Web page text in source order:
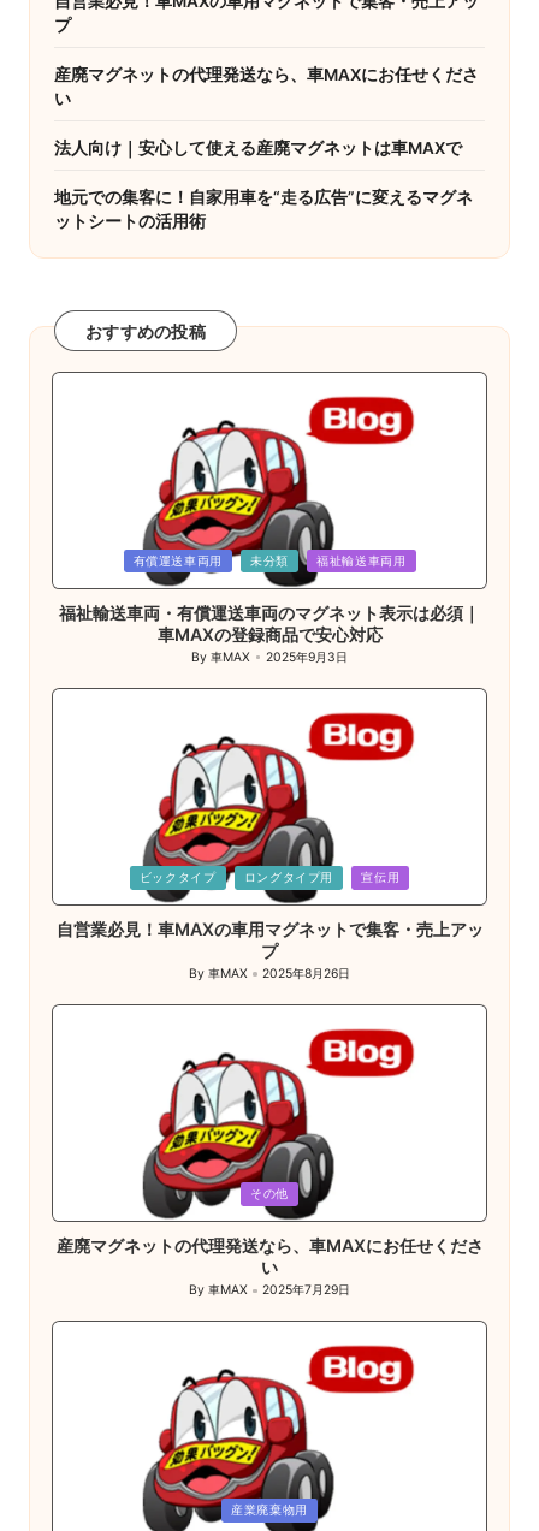
送
り
プ
産廃マグネットの代理発送なら、車MAXにお任せくださ
い
法人向け｜安心して使える産廃マグネットは車MAXで
地元での集客に！自家用車を“走る広告”に変えるマグネ
ットシートの活用術
おすすめの投稿
in
有償運送車両用 未分類 福祉輸送車両用
福祉輸送車両・有償運送車両のマグネット表示は必須｜
車MAXの登録商品で安心対応
Posted
By車MAX 2025年9月3日
in
ビックタイプ ロングタイプ用 宣伝用
自営業必見！車MAXの車用マグネットで集客・売上アッ
プ
Posted
By 車MAX 2025年8月26日
in
その他
産廃マグネットの代理発送なら、車MAXにお任せくださ
い
Posted
By 車MAX 2025年7月29日
産業廃棄物用